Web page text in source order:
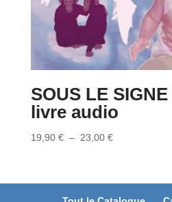
SOUS LE
livre audio
19,90 € – 23,00 €Plage
19,90 €
à